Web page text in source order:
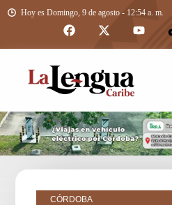
Hoy es Domingo, 9 de agosto - 12:54 a. m.
CÓRDOBA